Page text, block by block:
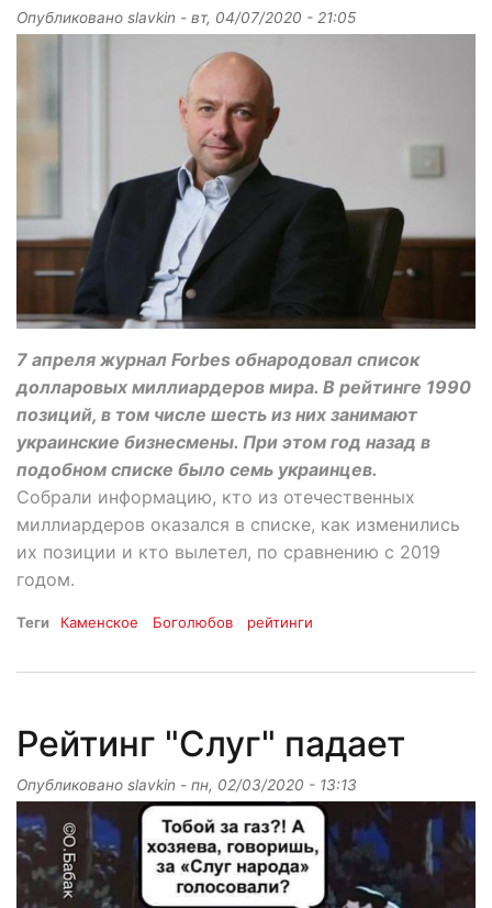
Опубликовано slavkin - вт, 04/07/2020 - 21:05
7 апреля журнал Forbes обнародовал список
долларовых миллиардеров мира. В рейтинге 1990
позиций, в том числе шесть из них занимают
украинские бизнесмены. При этом год назад в
подобном списке было семь украинцев.
Собрали информацию, кто из отечественных
миллиардеров оказался в списке, как изменились
их позиции и кто вылетел, по сравнению с 2019
годом.
Теги Каменское Боголюбов рейтинги
Рейтинг "Слуг" падает
Опубликовано slavkin - пн, 02/03/2020 - 13:13